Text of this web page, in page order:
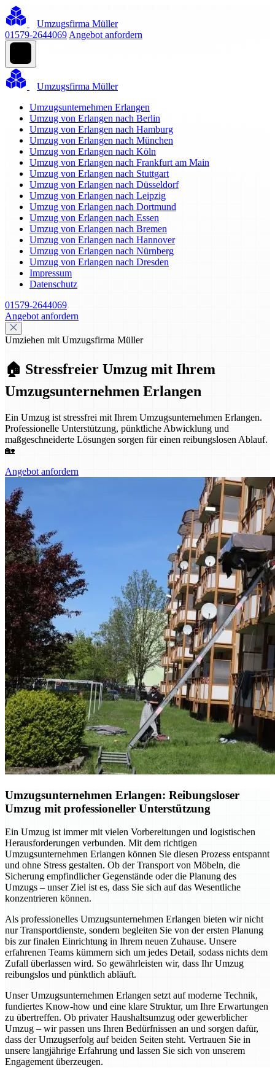
Umzugsfirma Müller
01579-2644069 Angebot anfordern
Umzugsfirma Müller
Umzugsunternehmen Erlangen
Umzug von Erlangen nach Berlin
Umzug von Erlangen nach Hamburg
Umzug von Erlangen nach München
Umzug von Erlangen nach Köln
Umzug von Erlangen nach Frankfurt am Main
Umzug von Erlangen nach Stuttgart
Umzug von Erlangen nach Düsseldorf
Umzug von Erlangen nach Leipzig
Umzug von Erlangen nach Dortmund
Umzug von Erlangen nach Essen
Umzug von Erlangen nach Bremen
Umzug von Erlangen nach Hannover
Umzug von Erlangen nach Nürnberg
Umzug von Erlangen nach Dresden
Impressum
Datenschutz
01579-2644069
Angebot anfordern
Umziehen mit Umzugsfirma Müller
🏠 Stressfreier Umzug mit Ihrem
Umzugsunternehmen Erlangen
Ein Umzug ist stressfrei mit Ihrem Umzugsunternehmen Erlangen.
Professionelle Unterstützung, pünktliche Abwicklung und
maßgeschneiderte Lösungen sorgen für einen reibungslosen Ablauf.
🏡
Angebot anfordern
Umzugsunternehmen Erlangen: Reibungsloser
Umzug mit professioneller Unterstützung
Ein Umzug ist immer mit vielen Vorbereitungen und logistischen
Herausforderungen verbunden. Mit dem richtigen
Umzugsunternehmen Erlangen können Sie diesen Prozess entspannt
und ohne Stress gestalten. Ob der Transport von Möbeln, die
Sicherung empfindlicher Gegenstände oder die Planung des
Umzugs – unser Ziel ist es, dass Sie sich auf das Wesentliche
konzentrieren können.
Als professionelles Umzugsunternehmen Erlangen bieten wir nicht
nur Transportdienste, sondern begleiten Sie von der ersten Planung
bis zur finalen Einrichtung in Ihrem neuen Zuhause. Unsere
erfahrenen Teams kümmern sich um jedes Detail, sodass nichts dem
Zufall überlassen wird. So gewährleisten wir, dass Ihr Umzug
reibungslos und pünktlich abläuft.
Unser Umzugsunternehmen Erlangen setzt auf moderne Technik,
fundiertes Know-how und eine klare Struktur, um Ihre Erwartungen
zu übertreffen. Ob privater Haushaltsumzug oder gewerblicher
Umzug – wir passen uns Ihren Bedürfnissen an und sorgen dafür,
dass der Umzugserfolg auf beiden Seiten steht. Vertrauen Sie in
unsere langjährige Erfahrung und lassen Sie sich von unserem
Engagement überzeugen.